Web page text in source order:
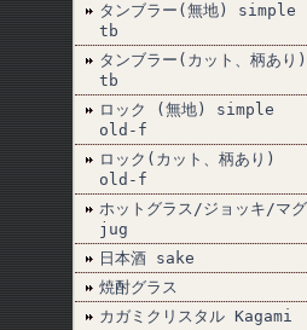
タンブラー(無地) simple
tb
タンブラー(カット、柄あり)
tb
ロック (無地) simple
old-f
ロック(カット、柄あり)
old-f
ホットグラス/ジョッキ/マグ
jug
日本酒 sake
焼酎グラス
カガミクリスタル Kagami